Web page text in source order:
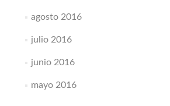
agosto 2016
julio 2016
junio 2016
mayo 2016